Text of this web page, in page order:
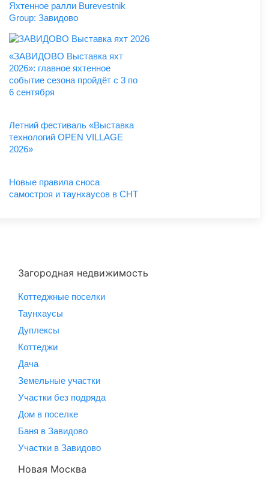
Яхтенное ралли Burevestnik
Group: Завидово
«ЗАВИДОВО Выставка яхт
2026»: главное яхтенное
событие сезона пройдёт с 3 по
6 сентября
Летний фестиваль «Выставка
технологий OPEN VILLAGE
2026»
Новые правила сноса
самостроя и таунхаусов в СНТ
Загородная недвижимость
Коттеджные поселки
Таунхаусы
Дуплексы
Коттеджи
Дача
Земельные участки
Участки без подряда
Дом в поселке
Баня в Завидово
Участки в Завидово
Новая Москва